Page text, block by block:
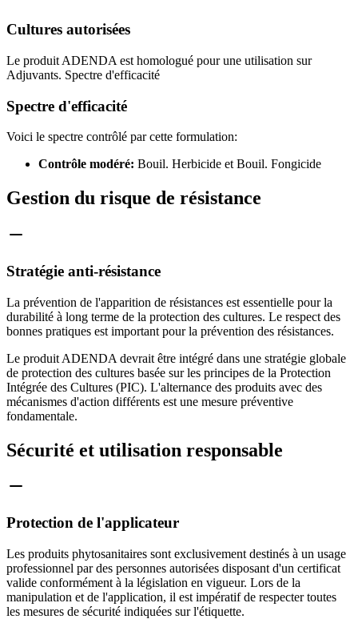
Cultures autorisées
Le produit ADENDA est homologué pour une utilisation sur
Adjuvants. Spectre d'efficacité
Spectre d'efficacité
Voici le spectre contrôlé par cette formulation:
Contrôle modéré: Bouil. Herbicide et Bouil. Fongicide
Gestion du risque de résistance
Stratégie anti-résistance
La prévention de l'apparition de résistances est essentielle pour la
durabilité à long terme de la protection des cultures. Le respect des
bonnes pratiques est important pour la prévention des résistances.
Le produit ADENDA devrait être intégré dans une stratégie globale
de protection des cultures basée sur les principes de la Protection
Intégrée des Cultures (PIC). L'alternance des produits avec des
mécanismes d'action différents est une mesure préventive
fondamentale.
Sécurité et utilisation responsable
Protection de l'applicateur
Les produits phytosanitaires sont exclusivement destinés à un usage
professionnel par des personnes autorisées disposant d'un certificat
valide conformément à la législation en vigueur. Lors de la
manipulation et de l'application, il est impératif de respecter toutes
les mesures de sécurité indiquées sur l'étiquette.